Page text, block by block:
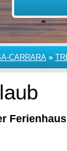
CARRARA »